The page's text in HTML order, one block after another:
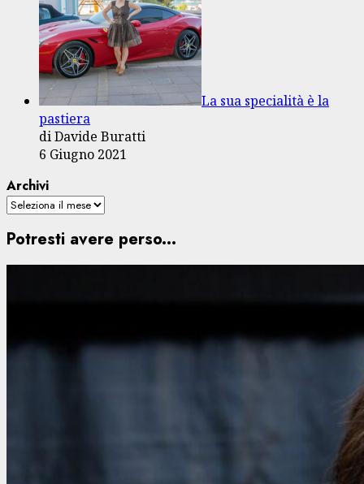
La sua specialità è la
pastiera
di Davide Buratti
6 Giugno 2021
Archivi
Potresti avere perso...